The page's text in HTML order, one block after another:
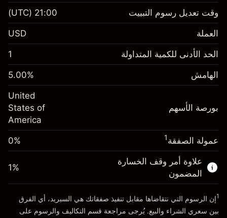
$1,000.00
رسوم التبييت
الرسوم من قيمة الصفقة الكاملة
%
(-$4.31)
حجم الصفقة بالرافعة المالية ~$20,000.00
الأموال من الرافعة المالية ~ دولار
انتقل إلى المنصة
الهامش. استثمارك $1,000.00
رسوم التبييت
الرسوم من قيمة الصفقة الكاملة
-0.000682
%
(-$0.14)
حجم الصفقة بالرافعة المالية ~
الأموال من الرافعة المالية ~ دولار
انتقل إلى المنصة
وقت تعديل رسوم التبييت 21:00
(UTC)
العملة USD
الحد الأدنى للكمية المتداولة 1
الهامش 5.00%
بورصة الأسهم
United
States of
America
عمولة الصفقة1
0%
علاوة أمر وقف الخسارة
المضمون
1%
1إن الرسوم التي نتقاضاها مقابل تنفيذ صفقاتك هي السبريد، أي الفرق
بين سعري الشراء والبيع. يُرجى مراجعة قسم التكاليف والرسوم على